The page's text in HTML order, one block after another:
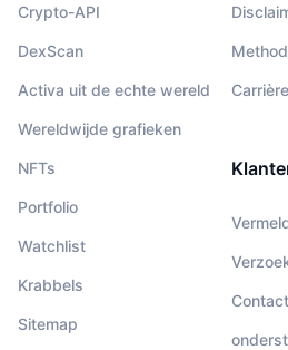
Crypto-API
DexScan
Activa uit de echte wereld
Wereldwijde grafieken
NFTs
Portfolio
Watchlist
Krabbels
Sitemap